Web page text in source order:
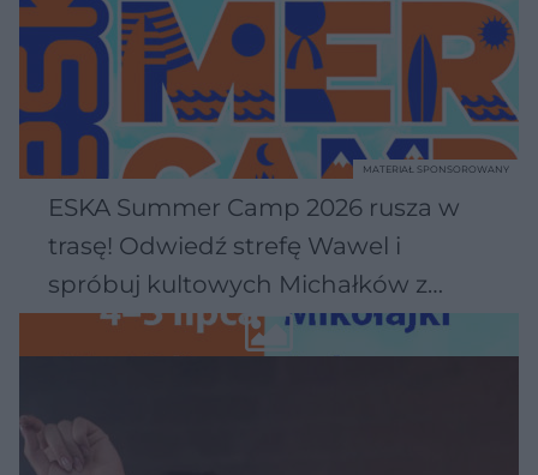
ESKA Summer Camp 2026 rusza w
trasę! Odwiedź strefę Wawel i
spróbuj kultowych Michałków z
Wawelu
MATERIAŁ SPONSOROWANY